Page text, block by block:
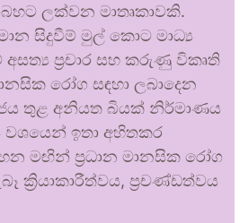
ලක්වන මාතෘකාවකි.
සිදුවීම් මුල් කොට මාධ්‍ය
ප්‍රචාර සහ කරුණු විකෘති
රෝග සඳහා ලබාදෙන
තුළ අනියත බියක් නිර්මාණය
වශයෙන් ඉතා අහිතකර
මඟින් ප්‍රධාන මානසික රෝග
ක්‍රියාකාරීත්වය, ප්‍රචණ්ඩත්වය